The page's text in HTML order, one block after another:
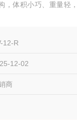
，体积小巧、重量轻
12-R
12-02
商